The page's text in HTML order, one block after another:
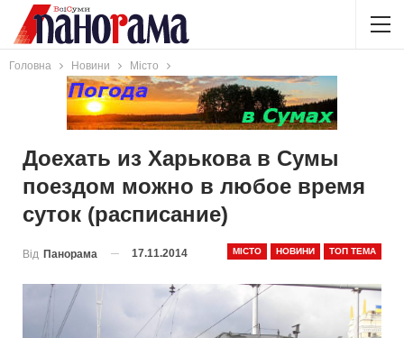
Головна Новини Місто
Доехать из Харькова в Сумы
поездом можно в любое время
суток (расписание)
МІСТО НОВИНИ ТОП ТЕМА
Від Панорама 17.11.2014